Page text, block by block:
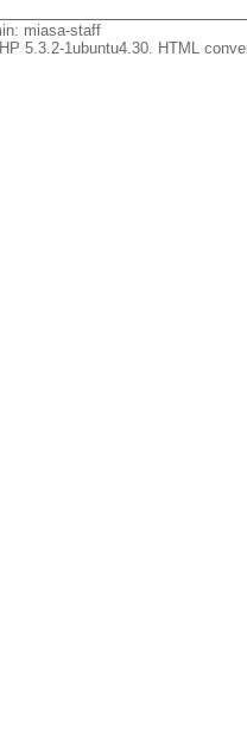
miasa-staff
5.3.2-1ubuntu4.30. HTML